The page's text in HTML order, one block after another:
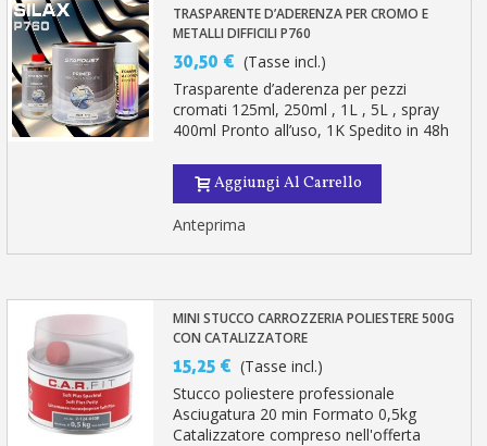
TRASPARENTE D’ADERENZA PER CROMO E
METALLI DIFFICILI P760
30,50 € (Tasse incl.)
Trasparente d’aderenza per pezzi
cromati 125ml, 250ml , 1L , 5L , spray
400ml Pronto all’uso, 1K Spedito in 48h
Aggiungi Al Carrello
Anteprima
MINI STUCCO CARROZZERIA POLIESTERE 500G
CON CATALIZZATORE
15,25 € (Tasse incl.)
Stucco poliestere professionale
Asciugatura 20 min Formato 0,5kg
Catalizzatore compreso nell'offerta